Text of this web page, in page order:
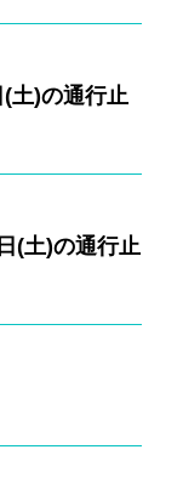
土)の通行止
(土)の通行止